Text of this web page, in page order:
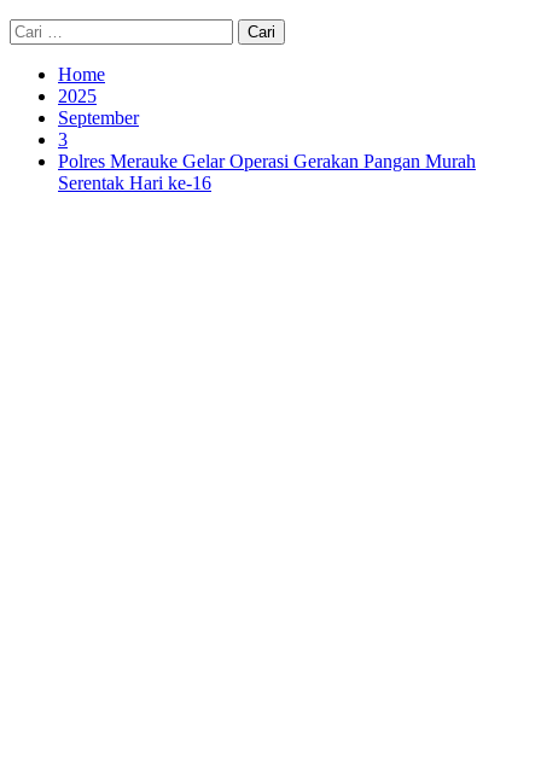
Cari
untuk:
Home
2025
September
3
Polres Merauke Gelar Operasi Gerakan Pangan Murah
Serentak Hari ke-16